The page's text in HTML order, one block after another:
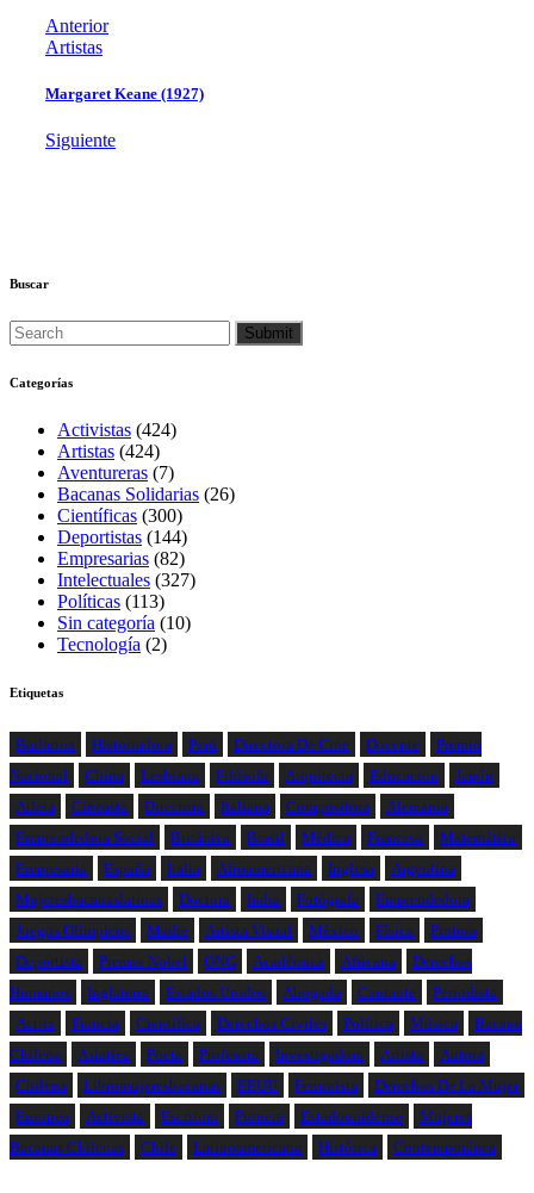
Anterior
Artistas
Margaret Keane (1927)
Siguiente
Buscar
Categorías
Activistas (424)
Artistas (424)
Aventureras (7)
Bacanas Solidarias (26)
Científicas (300)
Deportistas (144)
Empresarias (82)
Intelectuales (327)
Políticas (113)
Sin categoría (10)
Tecnología (2)
Etiquetas
Bailarina Historiadora Perú Directora De Cine Docente
Premio
Nacional
China Lesbiana Filósofa Arquitecta Educacion
Japón
Atleta
Cineasta Directora Italiana Compositora
Alemania
Emprendedora Social
Británica Brasil Médica Francesa
Matemática
Empresaria
España Italia Afroamericana Inglesa
Argentina
Mujeresbacanaslatinas
Doctora India Fotógrafa
Emprendedora
Juegos Olímpicos
Madre Artista Visual México Física
Pintora
Deportista
Premio Nobel ONG Académica Africana
Derechos
Humanos
Inglaterra Estados Unidos Abogada Cantante
Periodista
Actriz
Francia Científica Derechos Civiles Política Música
Bacana
Chilena
Asiatica Poeta Profesora Investigadora Artista
Autora
Chilena
Libromujeresbacanas EEUU Feminista
Derechos De La Mujer
Europea
Activista Escritora Pionera Estadounidense
Mujeres
Bacanas Chilenas
Chile Latinoamericana Histórica Contemporánea